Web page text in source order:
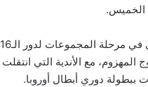
الخميس.
مع الأندية التي
ببطولة دوري أبطال أوروبا.